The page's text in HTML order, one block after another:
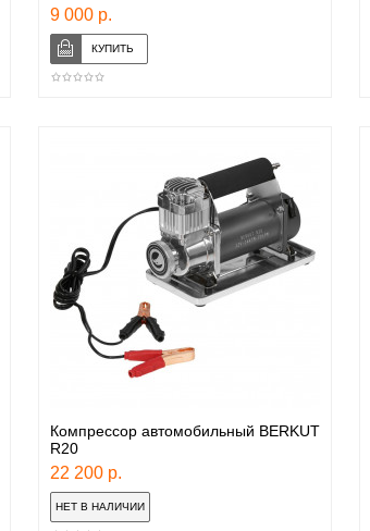
9 000 р.
Компрессор автомобильный BERKUT
R20
22 200 р.